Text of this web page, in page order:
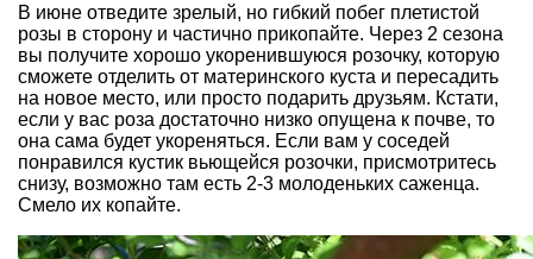
В июне отведите зрелый, но гибкий побег плетистой
розы в сторону и частично прикопайте. Через 2 сезона
вы получите хорошо укоренившуюся розочку, которую
сможете отделить от материнского куста и пересадить
на новое место, или просто подарить друзьям. Кстати,
если у вас роза достаточно низко опущена к почве, то
она сама будет укореняться. Если вам у соседей
понравился кустик вьющейся розочки, присмотритесь
снизу, возможно там есть 2-3 молоденьких саженца.
Смело их копайте.